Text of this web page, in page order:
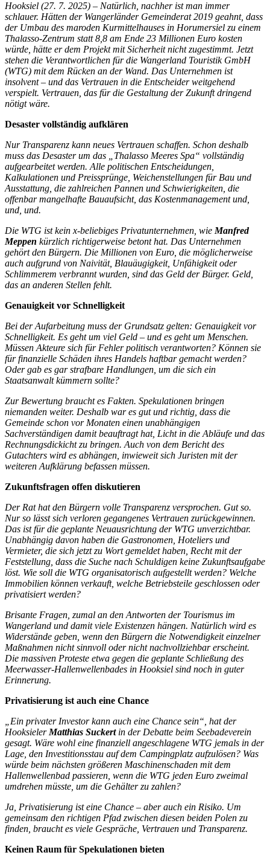
Hooksiel (27. 7. 2025) – Natürlich, nachher ist man immer
schlauer. Hätten der Wangerländer Gemeinderat 2019 geahnt, dass
der Umbau des maroden Kurmittelhauses in Horumersiel zu einem
Thalasso-Zentrum statt 8,8 am Ende 23 Millionen Euro kosten
würde, hätte er dem Projekt mit Sicherheit nicht zugestimmt. Jetzt
stehen die Verantwortlichen für die Wangerland Touristik GmbH
(WTG) mit dem Rücken an der Wand. Das Unternehmen ist
insolvent – und das Vertrauen in die Entscheider weitgehend
verspielt. Vertrauen, das für die Gestaltung der Zukunft dringend
nötigt wäre.
Desaster vollständig aufklären
Nur Transparenz kann neues Vertrauen schaffen. Schon deshalb
muss das Desaster um das „Thalasso Meeres Spa“ vollständig
aufgearbeitet werden. Alle politischen Entscheidungen,
Kalkulationen und Preissprünge, Weichenstellungen für Bau und
Ausstattung, die zahlreichen Pannen und Schwierigkeiten, die
offenbar mangelhafte Bauaufsicht, das Kostenmanagement und,
und, und.
Die WTG ist kein x-beliebiges Privatunternehmen, wieManfred
Meppen kürzlich richtigerweise betont hat. Das Unternehmen
gehört den Bürgern. Die Millionen von Euro, die möglicherweise
auch aufgrund von Naivität, Blauäugigkeit, Unfähigkeit oder
Schlimmerem verbrannt wurden, sind das Geld der Bürger. Geld,
das an anderen Stellen fehlt.
Genauigkeit vor Schnelligkeit
Bei der Aufarbeitung muss der Grundsatz gelten: Genauigkeit vor
Schnelligkeit. Es geht um viel Geld – und es geht um Menschen.
Müssen Akteure sich für Fehler politisch verantworten? Können sie
für finanzielle Schäden ihres Handels haftbar gemacht werden?
Oder gab es gar strafbare Handlungen, um die sich ein
Staatsanwalt kümmern sollte?
Zur Bewertung braucht es Fakten. Spekulationen bringen
niemanden weiter. Deshalb war es gut und richtig, dass die
Gemeinde schon vor Monaten einen unabhängigen
Sachverständigen damit beauftragt hat, Licht in die Abläufe und das
Rechnungsdickicht zu bringen. Auch von dem Bericht des
Gutachters wird es abhängen, inwieweit sich Juristen mit der
weiteren Aufklärung befassen müssen.
Zukunftsfragen offen diskutieren
Der Rat hat den Bürgern volle Transparenz versprochen. Gut so.
Nur so lässt sich verloren gegangenes Vertrauen zurückgewinnen.
Das ist für die geplante Neuausrichtung der WTG unverzichtbar.
Unabhängig davon haben die Gastronomen, Hoteliers und
Vermieter, die sich jetzt zu Wort gemeldet haben, Recht mit der
Feststellung, dass die Suche nach Schuldigen keine Zukunftsaufgabe
löst. Wie soll die WTG organisatorisch aufgestellt werden? Welche
Immobilien können verkauft, welche Betriebsteile geschlossen oder
privatisiert werden?
Brisante Fragen, zumal an den Antworten der Tourismus im
Wangerland und damit viele Existenzen hängen. Natürlich wird es
Widerstände geben, wenn den Bürgern die Notwendigkeit einzelner
Maßnahmen nicht sinnvoll oder nicht nachvollziehbar erscheint.
Die massiven Proteste etwa gegen die geplante Schließung des
Meerwasser-Hallenwellenbades in Hooksiel sind noch in guter
Erinnerung.
Privatisierung ist auch eine Chance
„Ein privater Investor kann auch eine Chance sein“, hat der
HooksielerMatthias Suckertin der Debatte beim Seebadeverein
gesagt. Wäre wohl eine finanziell angeschlagene WTG jemals in der
Lage, den Investitionsstau auf dem Campingplatz aufzulösen? Was
würde beim nächsten größeren Maschinenschaden mit dem
Hallenwellenbad passieren, wenn die WTG jeden Euro zweimal
umdrehen müsste, um die Gehälter zu zahlen?
Ja, Privatisierung ist eine Chance – aber auch ein Risiko. Um
gemeinsam den richtigen Pfad zwischen diesen beiden Polen zu
finden, braucht es viele Gespräche, Vertrauen und Transparenz.
Keinen Raum für Spekulationen bieten